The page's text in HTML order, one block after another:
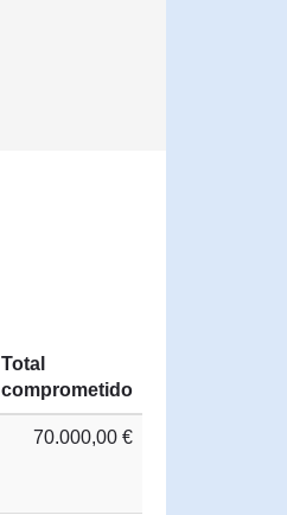
Total
comprometido
70.000,00 €